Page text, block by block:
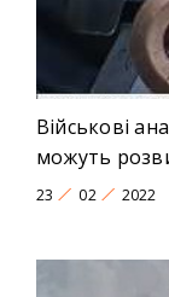
Військові
можуть
23 02 2022